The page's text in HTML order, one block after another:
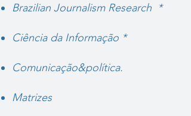
Brazilian Journalism Research *
Ciência da Informação *
Comunicação&política.
Matrizes